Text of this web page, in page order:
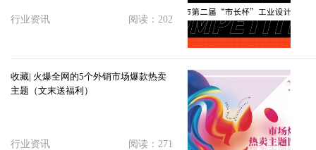
行业资讯 阅读：202
收藏| 火爆全网的5个外销市场爆款热卖
主题（文末送福利）
行业资讯 阅读：271